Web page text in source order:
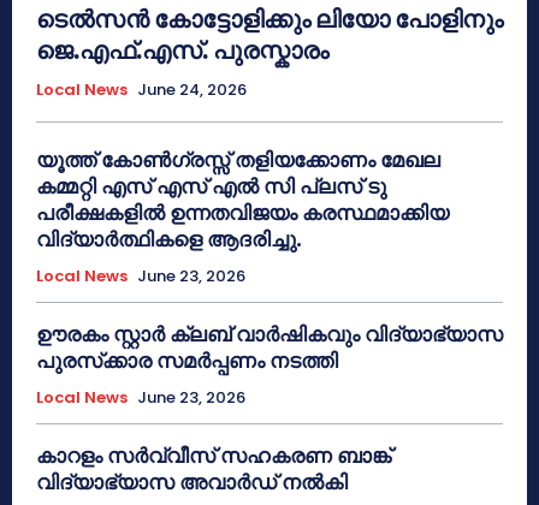
ടെൽസൻ കോട്ടോളിക്കും ലിയോ പോളിനും
ജെ.എഫ്.എസ്. പുരസ്കാരം
Local News June 24, 2026
യൂത്ത് കോൺഗ്രസ്സ് തളിയക്കോണം മേഖല
കമ്മറ്റി എസ് എസ് എൽ സി പ്ലസ് ടു
പരീക്ഷകളിൽ ഉന്നതവിജയം കരസ്ഥമാക്കിയ
വിദ്യാർത്ഥികളെ ആദരിച്ചു.
Local News June 23, 2026
ഊരകം സ്റ്റാർ ക്ലബ് വാർഷികവും വിദ്യാഭ്യാസ
പുരസ്‌ക്കാര സമർപ്പണം നടത്തി
Local News June 23, 2026
കാറളം സർവ്വീസ് സഹകരണ ബാങ്ക്
വിദ്യാഭ്യാസ അവാർഡ് നൽകി